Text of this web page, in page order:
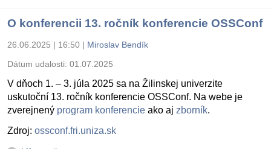
O konferencii 13. ročník konferencie OSSConf
26.06.2025 | 16:50 | Miroslav Bendík
Dátum udalosti: 01.07.2025
V dňoch 1. – 3. júla 2025 sa na Žilinskej univerzite
uskutoční 13. ročník konferencie OSSConf. Na webe je
zverejnený program konferencie ako aj zborník.
Zdroj: ossconf.fri.uniza.sk